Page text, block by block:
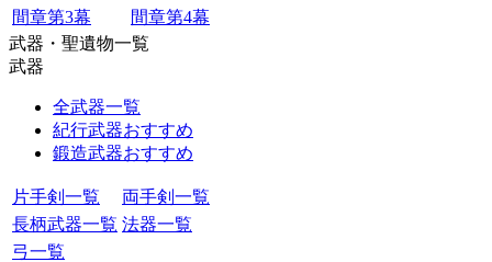
間章第3幕
間章第4幕
武器・聖遺物一覧
武器
全武器一覧
紀行武器おすすめ
鍛造武器おすすめ
片手剣一覧
両手剣一覧
長柄武器一覧 法器一覧
弓一覧